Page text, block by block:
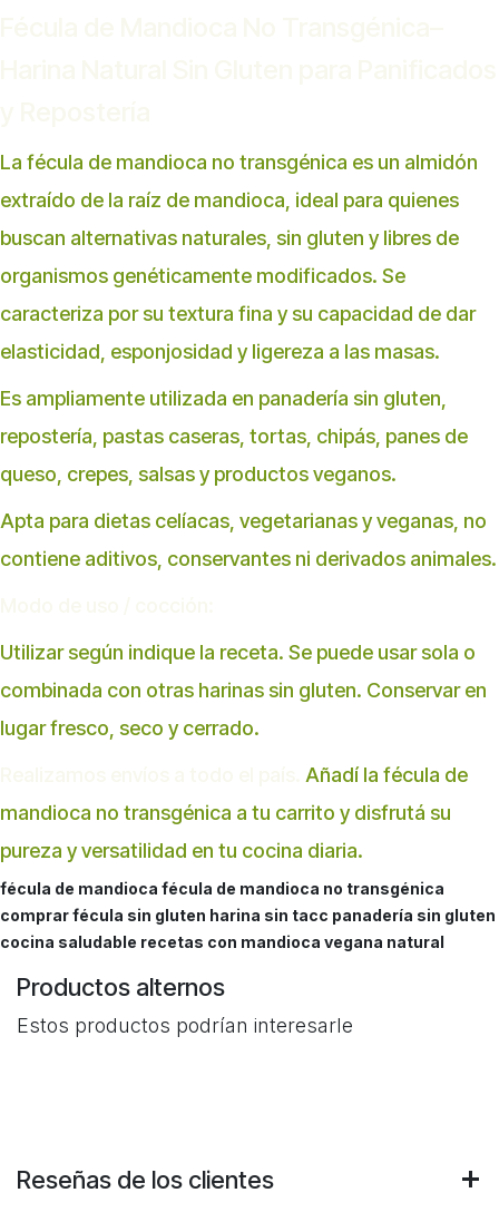
La fécula de mandioca no transgénica es un almidón
extraído de la raíz de mandioca, ideal para quienes
buscan alternativas naturales, sin gluten y libres de
organismos genéticamente modificados. Se
caracteriza por su textura fina y su capacidad de dar
elasticidad, esponjosidad y ligereza a las masas.
Es ampliamente utilizada en panadería sin gluten,
repostería, pastas caseras, tortas, chipás, panes de
queso, crepes, salsas y productos veganos.
Apta para dietas celíacas, vegetarianas y veganas, no
contiene aditivos, conservantes ni derivados animales.
Utilizar según indique la receta. Se puede usar sola o
combinada con otras harinas sin gluten. Conservar en
lugar fresco, seco y cerrado.
Añadí la fécula de
mandioca no transgénica a tu carrito y disfrutá su
pureza y versatilidad en tu cocina diaria.
fécula de mandioca fécula de mandioca no transgénica
comprar fécula sin gluten harina sin tacc panadería sin gluten
cocina saludable recetas con mandioca vegana natural
Productos alternos
Estos productos podrían interesarle
Reseñas de los clientes